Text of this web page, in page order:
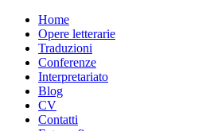
Home
Opere letterarie
Traduzioni
Conferenze
Interpretariato
Blog
CV
Contatti